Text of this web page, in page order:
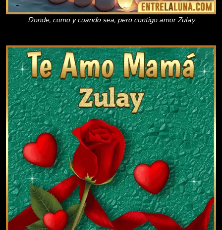
Donde, como y cuando sea, pero contigo amor Zulay